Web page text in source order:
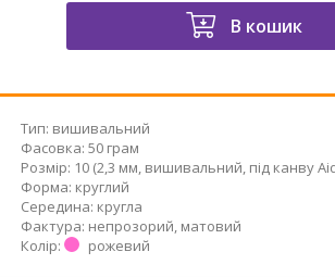
В кошик
Тип: вишивальний
Фасовка: 50 грам
Розмір: 10 (2,3 мм, вишивальний, під канву
Форма: круглий
Середина: кругла
Фактура: непрозорий, матовий
Колір: рожевий